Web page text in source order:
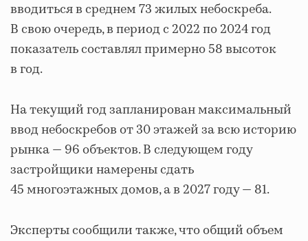
вводиться в среднем 73 жилых небоскреба.
В свою очередь, в период с 2022 по 2024 год
показатель составлял примерно 58 высоток
в год.
На текущий год запланирован максимальный
ввод небоскребов от 30 этажей за всю историю
рынка — 96 объектов. В следующем году
застройщики намерены сдать
45 многоэтажных домов, а в 2027 году — 81.
Эксперты сообщили также, что общий объем